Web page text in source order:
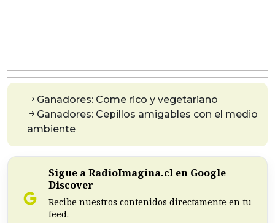
Ganadores: Come rico y vegetariano
Ganadores: Cepillos amigables con el medio
ambiente
Sigue a RadioImagina.cl en Google
Discover
Recibe nuestros contenidos directamente en tu
feed.